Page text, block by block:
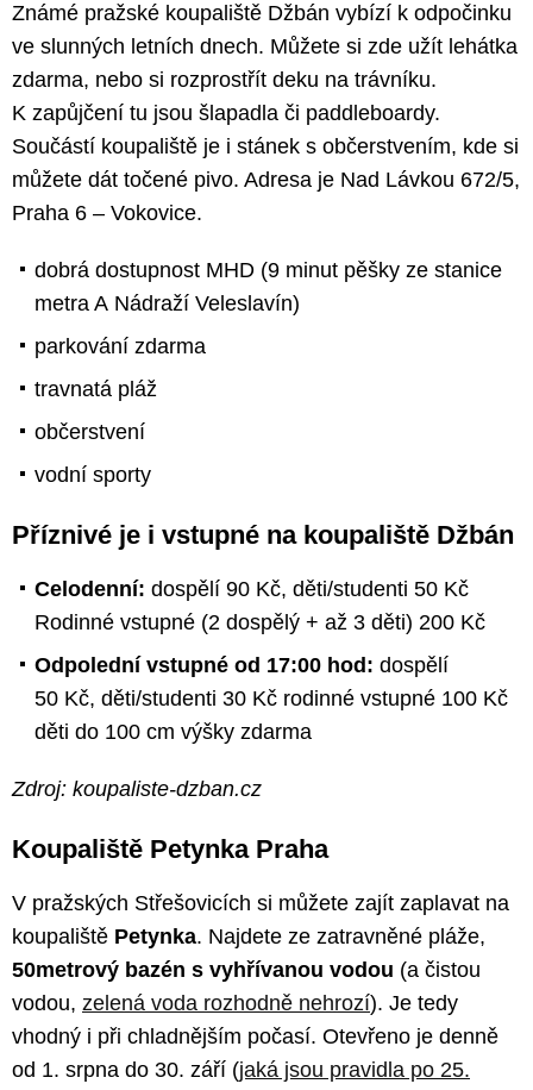
Známé pražské koupaliště Džbán vybízí k odpočinku
ve slunných letních dnech. Můžete si zde užít lehátka
zdarma, nebo si rozprostřít deku na trávníku.
K zapůjčení tu jsou šlapadla či paddleboardy.
Součástí koupaliště je i stánek s občerstvením, kde si
můžete dát točené pivo. Adresa je Nad Lávkou 672/5,
Praha 6 – Vokovice.
dobrá dostupnost MHD (9 minut pěšky ze stanice
metra A Nádraží Veleslavín)
parkování zdarma
travnatá pláž
občerstvení
vodní sporty
Příznivé je i vstupné na koupaliště Džbán
Celodenní: dospělí 90 Kč, děti/studenti 50 Kč
Rodinné vstupné (2 dospělý + až 3 děti) 200 Kč
Odpolední vstupné od 17:00 hod: dospělí
50 Kč, děti/studenti 30 Kč rodinné vstupné 100 Kč
děti do 100 cm výšky zdarma
Zdroj: koupaliste-dzban.cz
Koupaliště Petynka Praha
V pražských Střešovicích si můžete zajít zaplavat na
koupaliště Petynka. Najdete ze zatravněné pláže,
50metrový bazén s vyhřívanou vodou (a čistou
vodou, zelená voda rozhodně nehrozí). Je tedy
vhodný i při chladnějším počasí. Otevřeno je denně
od 1. srpna do 30. září (jaká jsou pravidla po 25.